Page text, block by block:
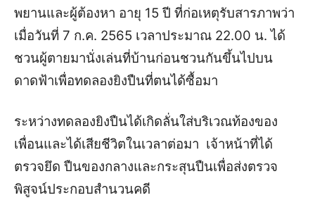
พยานและผู้ต้องหา อายุ 15 ปี ที่ก่อเหตุรับสารภาพว่า
เมื่อวันที่ 7 ก.ค. 2565 เวลาประมาณ 22.00 น. ได้
ชวนผู้ตายมานั่งเล่นที่บ้านก่อนชวนกันขึ้นไปบน
ดาดฟ้าเพื่อทดลองยิงปืนที่ตนได้ซื้อมา
ระหว่างทดลองยิงปืนได้เกิดลั่นใส่บริเวณท้องของ
เพื่อนและได้เสียชีวิตในเวลาต่อมา เจ้าหน้าที่ได้
ตรวจยึด ปืนของกลางและกระสุนปืนเพื่อส่งตรวจ
พิสูจน์ประกอบสำนวนคดี